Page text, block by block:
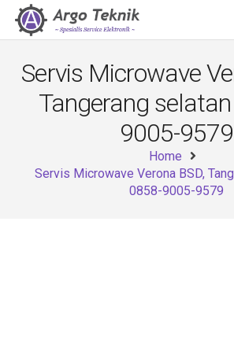
Servis Microwave
Tangerang
9005-9579
Home
Servis Microwave Verona BSD,
0858-9005-9579